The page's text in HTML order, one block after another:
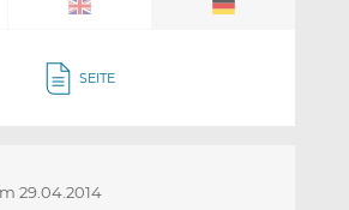
SEITE
29.04.2014